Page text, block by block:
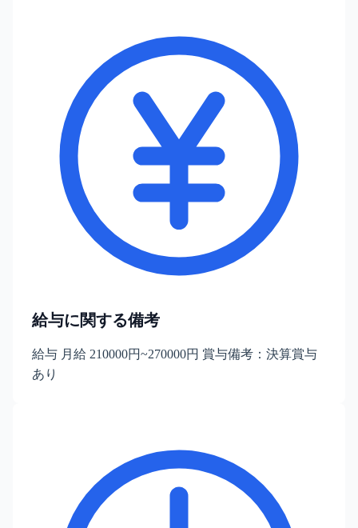
給与に関する備考
給与 月給 210000円~270000円 賞与備考：決算賞与
あり